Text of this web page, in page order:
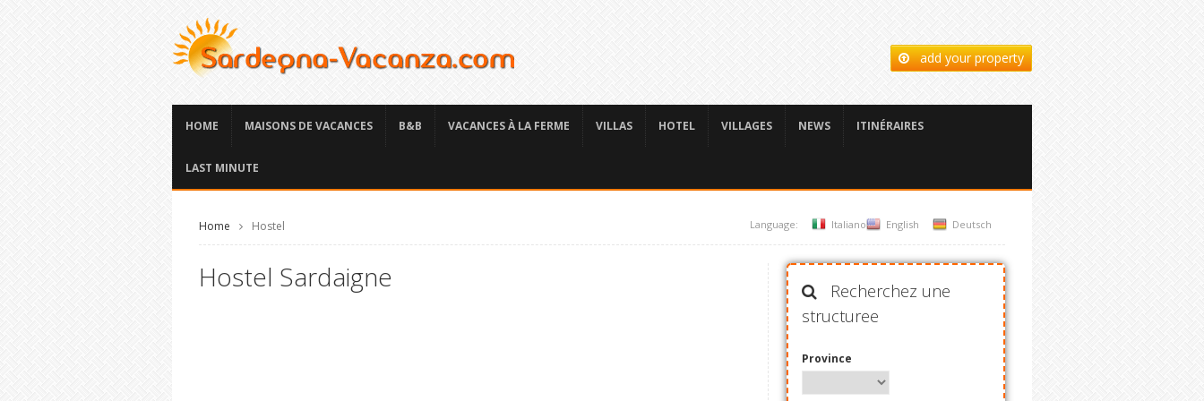
add your property
HOME MAISONS DE VACANCES B&B VACANCES À LA FERME VILLAS HOTEL VILLAGES NEWS ITINÉRAIRES
LAST MINUTE
Home Hostel Language: Italiano English Deutsch
Hostel Sardaigne
Recherchez une
structuree
Province